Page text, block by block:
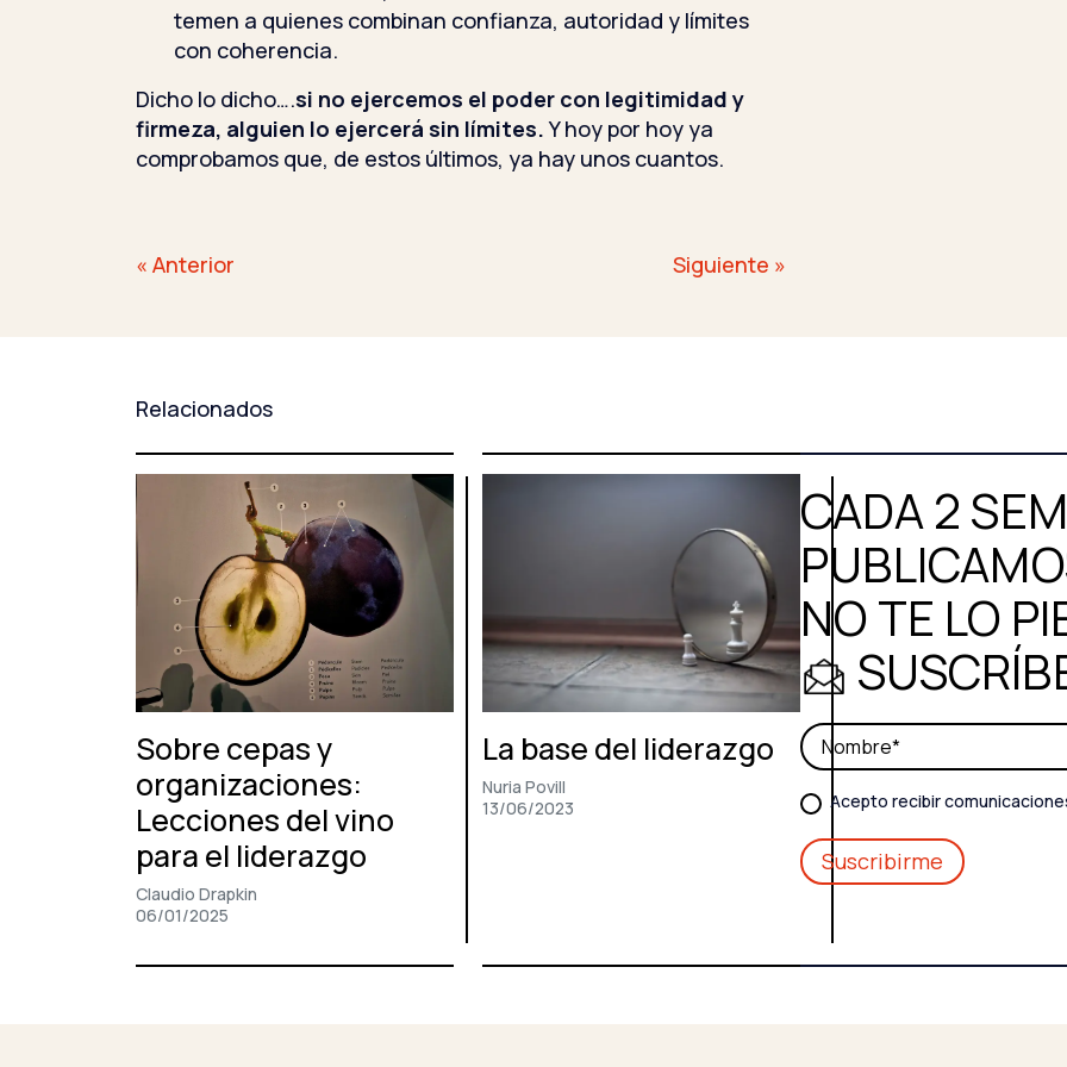
temen a quienes combinan confianza, autoridad y límites
con coherencia.
Dicho lo dicho….si no ejercemos el poder con legitimidad y
firmeza, alguien lo ejercerá sin límites.Y hoy por hoy ya
comprobamos que, de estos últimos, ya hay unos cuantos.
Navegación
« Anterior Siguiente »
Relacionados
Sobre cepas y
organizaciones:
Lecciones del vino
para el liderazgo
Claudio Drapkin
06/01/2025
La base del liderazgo
Nuria Povill
13/06/2023
CADA 2
NO TE LO
Acepto recibir